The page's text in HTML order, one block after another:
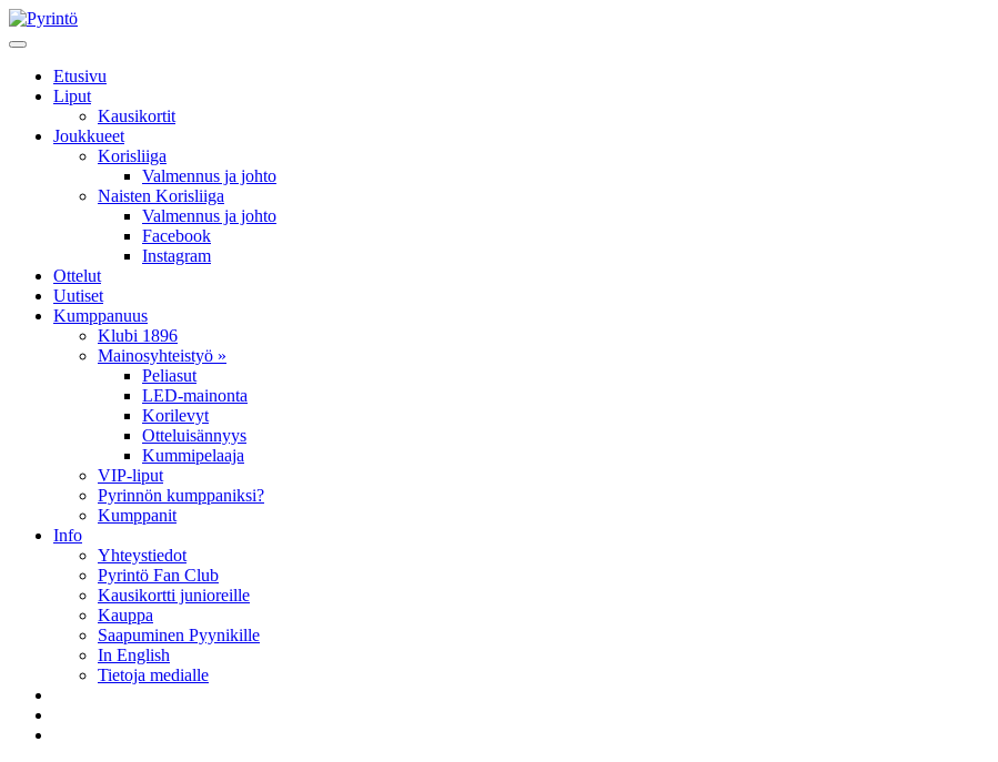
Etusivu
Liput
Kausikortit
Joukkueet
Korisliiga
Valmennus ja johto
Naisten Korisliiga
Valmennus ja johto
Facebook
Instagram
Ottelut
Uutiset
Kumppanuus
Klubi 1896
Mainosyhteistyö »
Peliasut
LED-mainonta
Korilevyt
Otteluisännyys
Kummipelaaja
VIP-liput
Pyrinnön kumppaniksi?
Kumppanit
Info
Yhteystiedot
Pyrintö Fan Club
Kausikortti junioreille
Kauppa
Saapuminen Pyynikille
In English
Tietoja medialle